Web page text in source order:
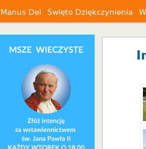
Manus Dei Święto Dziękczynienia